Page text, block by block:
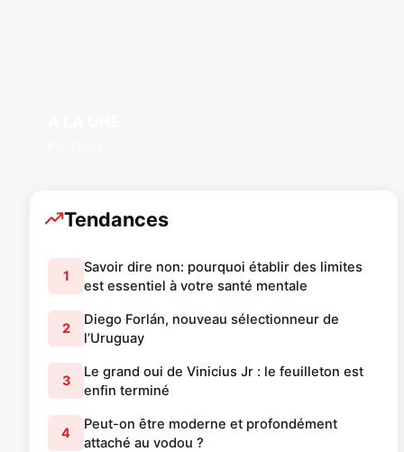
Tendances
1
Savoir dire non: pourquoi établir des limites
est essentiel à votre santé mentale
2
Diego Forlán, nouveau sélectionneur de
l’Uruguay
3
Le grand oui de Vinicius Jr : le feuilleton est
enfin terminé
4
Peut-on être moderne et profondément
attaché au vodou ?